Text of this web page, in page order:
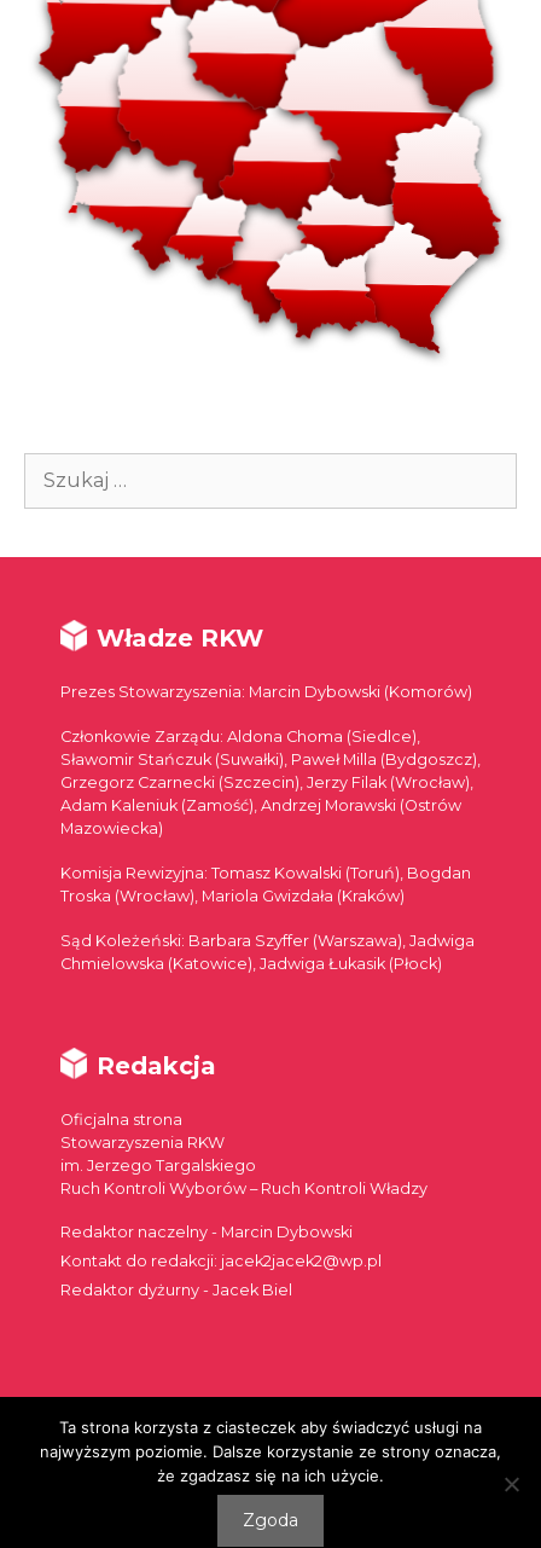
Szukaj:
Władze RKW
Prezes Stowarzyszenia: Marcin Dybowski (Komorów)
Członkowie Zarządu: Aldona Choma (Siedlce),
Sławomir Stańczuk (Suwałki), Paweł Milla (Bydgoszcz),
Grzegorz Czarnecki (Szczecin), Jerzy Filak (Wrocław),
Adam Kaleniuk (Zamość), Andrzej Morawski (Ostrów
Mazowiecka)
Komisja Rewizyjna: Tomasz Kowalski (Toruń), Bogdan
Troska (Wrocław), Mariola Gwizdała (Kraków)
Sąd Koleżeński: Barbara Szyffer (Warszawa), Jadwiga
Chmielowska (Katowice), Jadwiga Łukasik (Płock)
Redakcja
Oficjalna strona
Stowarzyszenia RKW
im. Jerzego Targalskiego
Ruch Kontroli Wyborów – Ruch Kontroli Władzy
Redaktor naczelny - Marcin Dybowski
Kontakt do redakcji: jacek2jacek2@wp.pl
Redaktor dyżurny - Jacek Biel
Szukaj:
© 2026
Ta strona korzysta z ciasteczek aby świadczyć usługi na
najwyższym poziomie. Dalsze korzystanie ze strony oznacza,
że zgadzasz się na ich użycie.
Zgoda